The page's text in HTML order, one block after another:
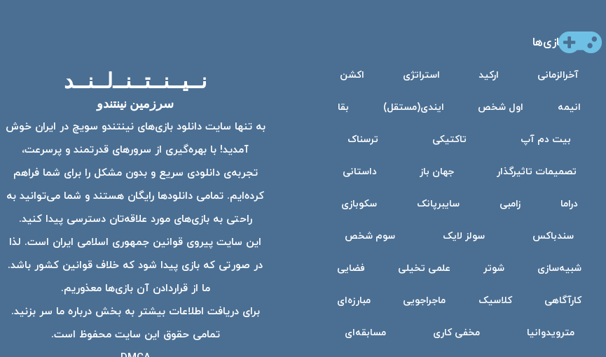
بازی‌ها
آخرالزمانی ارکید استراتژی اکشن
انیمه اول شخص ایندی(مستقل) بقا
بیت دم آپ تاکتیکی ترسناک
تصمیمات تاثیرگذار جهان باز داستانی
دراما زامبی سایبرپانک سکوبازی
سندباکس سولز لایک سوم شخص
شبیه‌سازی شوتر علمی تخیلی فضایی
کارآگاهی کلاسیک ماجراجویی مبارزه‌ای
مترویدوانیا مخفی کاری مسابقه‌ای
نــیــنــتــنــ‌لــنــد
سرزمین نینتندو
به تنها سایت دانلود بازی‌های نینتندو سویچ در ایران خوش
آمدید! با بهره‌گیری از سرورهای قدرتمند و پرسرعت،
تجربه‌ی دانلودی سریع و بدون مشکل را برای شما فراهم
کرده‌ایم. تمامی دانلودها رایگان هستند و شما می‌توانید به
راحتی به بازی‌های مورد علاقه‌تان دسترسی پیدا کنید.
این سایت پیروی قوانین جمهوری اسلامی ایران است. لذا
در صورتی که بازی پیدا شود که خلاف قوانین کشور باشد.
ما از قراردادن آن بازی‌ها معذوریم.
برای دریافت اطلاعات بیشتر به بخش درباره ما سر بزنید.
تمامی حقوق این سایت محفوظ است.